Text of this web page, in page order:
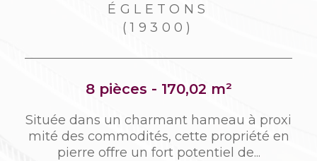
CLERGOUX
(19320)
7 pièces - 114,30 m²
Située entre Tulle et Égletons, aux portes
de Marcillac-la-Croisille cette maison bâti
e sur sous-sol total dans les...